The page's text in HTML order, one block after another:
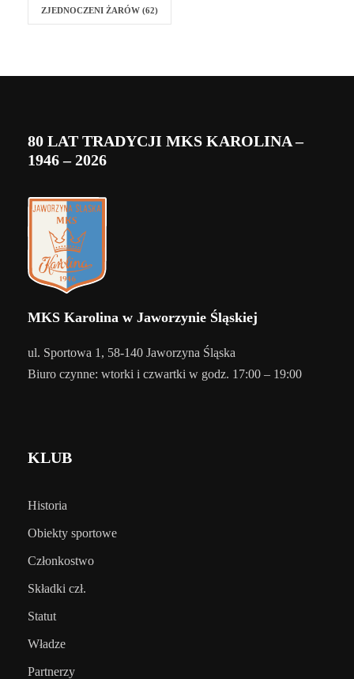
ZJEDNOCZENI ŻARÓW (62)
80 LAT TRADYCJI MKS KAROLINA –
1946 – 2026
MKS Karolina w Jaworzynie Śląskiej
ul. Sportowa 1, 58-140 Jaworzyna Śląska
Biuro czynne: wtorki i czwartki w godz. 17:00 – 19:00
KLUB
Historia
Obiekty sportowe
Członkostwo
Składki czł.
Statut
Władze
Partnerzy